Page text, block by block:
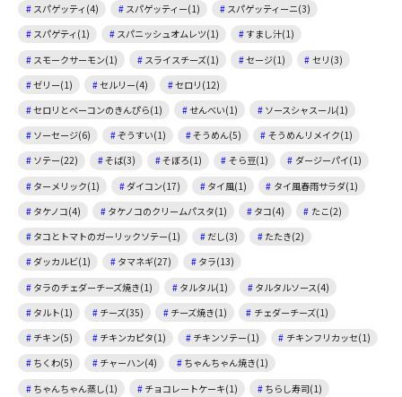
スパゲッティ(4) スパゲッティー(1)
スパゲッティーニ(3)
スパゲティ(1)
スパニッシュオムレツ(1)
すまし汁(1)
スモークサーモン(1)
スライスチーズ(1) セージ(1)
セリ(3)
ゼリー(1)
セルリー(4)
セロリ(12)
セロリとベーコンのきんぴら(1)
せんべい(1)
ソースシャスール(1)
ソーセージ(6)
ぞうすい(1) そうめん(5)
そうめんリメイク(1)
ソテー(22)
そば(3) そぼろ(1) そら豆(1)
ダージーパイ(1)
ターメリック(1)
ダイコン(17) タイ風(1)
タイ風春雨サラダ(1)
タケノコ(4)
タケノコのクリームパスタ(1) タコ(4)
たこ(2)
タコとトマトのガーリックソテー(1)
だし(3)
たたき(2)
ダッカルビ(1)
タマネギ(27)
タラ(13)
タラのチェダーチーズ焼き(1)
タルタル(1)
タルタルソース(4)
タルト(1)
チーズ(35) チーズ焼き(1)
チェダーチーズ(1)
チキン(5)
チキンカピタ(1) チキンソテー(1)
チキンフリカッセ(1)
ちくわ(5)
チャーハン(4)
ちゃんちゃん焼き(1)
ちゃんちゃん蒸し(1)
チョコレートケーキ(1)
ちらし寿司(1)